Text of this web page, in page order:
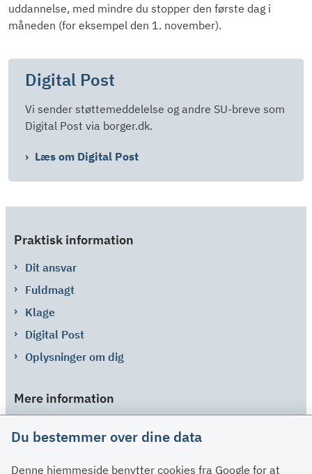
uddannelse, med mindre du stopper den første dag i
måneden (for eksempel den 1. november).
Digital Post
Vi sender støttemeddelelse og andre SU-breve som
Digital Post via borger.dk.
Læs om Digital Post
Praktisk information
Dit ansvar
Fuldmagt
Klage
Digital Post
Oplysninger om dig
Mere information
Spørgsmål og svar
Du bestemmer over dine data
Denne hjemmeside benytter cookies fra Google for at